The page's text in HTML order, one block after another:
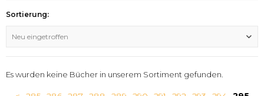
Sortierung:
Neu eingetroffen
Es wurden keine Bücher in unserem Sortiment gefunden.